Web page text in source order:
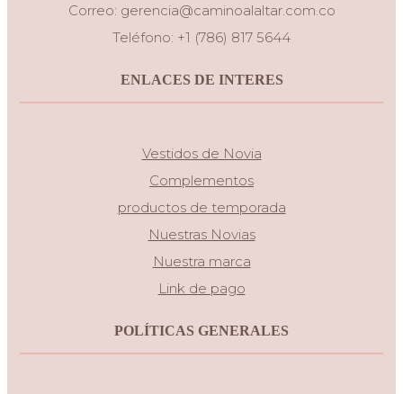
Correo: gerencia@caminoalaltar.com.co
Teléfono: +1 (786) 817 5644
ENLACES DE INTERES
Vestidos de Novia
Complementos
productos de temporada
Nuestras Novias
Nuestra marca
Link de pago
POLÍTICAS GENERALES